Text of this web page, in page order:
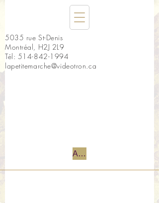
5035 rue St-Denis
Montréal, H2J 2L9
Tél: 514-842-1994
lapetitemarche@videotron.ca
Accueil